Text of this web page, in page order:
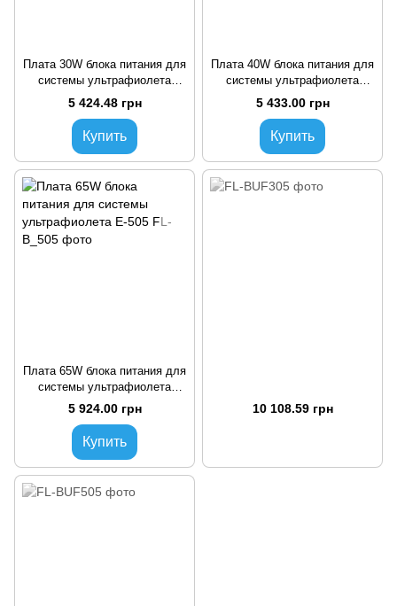
Плата 30W блока питания для
системы ультрафиолета
Е-105
5 424.48 грн
Купить
Плата 40W блока питания для
системы ультрафиолета
Е-305
5 433.00 грн
Купить
Плата 65W блока питания для
системы ультрафиолета
Е-505
5 924.00 грн
Купить
10 108.59 грн